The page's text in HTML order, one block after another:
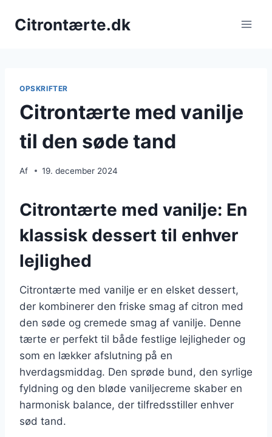
Citrontærte.dk
OPSKRIFTER
Citrontærte med vanilje
til den søde tand
Af 19. december 2024
Citrontærte med vanilje: En
klassisk dessert til enhver
lejlighed
Citrontærte med vanilje er en elsket dessert,
der kombinerer den friske smag af citron med
den søde og cremede smag af vanilje. Denne
tærte er perfekt til både festlige lejligheder og
som en lækker afslutning på en
hverdagsmiddag. Den sprøde bund, den syrlige
fyldning og den bløde vaniljecreme skaber en
harmonisk balance, der tilfredsstiller enhver
sød tand.